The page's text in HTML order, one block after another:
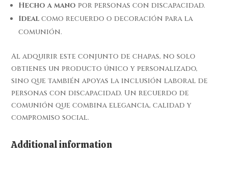
Hecho a mano por personas con discapacidad.
Ideal como recuerdo o decoración para la
comunión.
Al adquirir este conjunto de chapas, no solo
obtienes un producto único y personalizado,
sino que también apoyas la inclusión laboral de
personas con discapacidad. Un recuerdo de
comunión que combina elegancia, calidad y
compromiso social.
Additional information